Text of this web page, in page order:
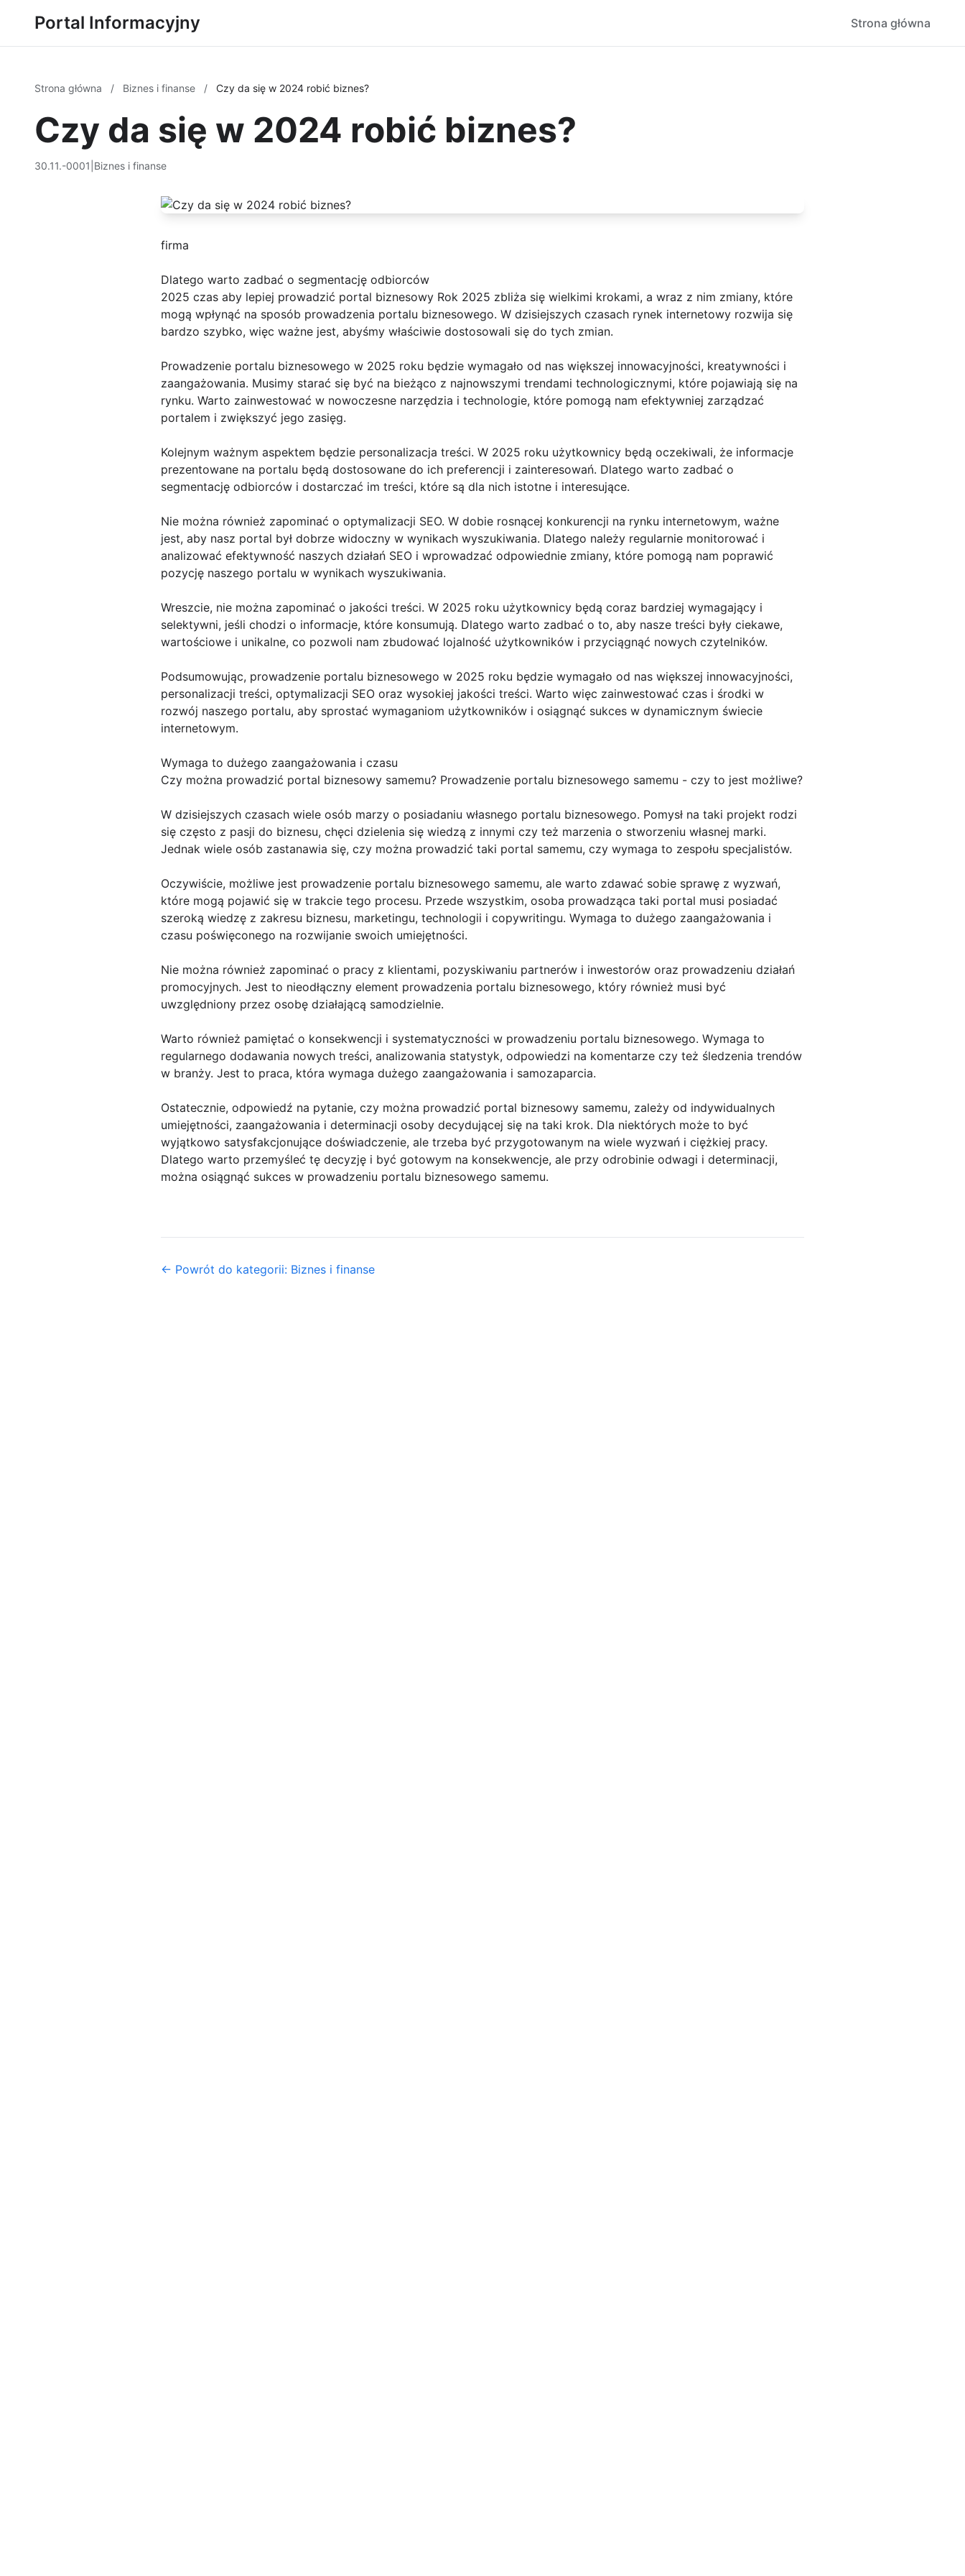
Portal Informacyjny Strona główna
Strona główna / Biznes i finanse / Czy da się w 2024 robić biznes?
Czy da się w 2024 robić biznes?
30.11.-0001 Biznes i finanse
firma
Dlatego warto zadbać o segmentację odbiorców
2025 czas aby lepiej prowadzić portal biznesowy Rok 2025 zbliża się wielkimi krokami, a wraz z nim zmiany, które
mogą wpłynąć na sposób prowadzenia portalu biznesowego. W dzisiejszych czasach rynek internetowy rozwija się
bardzo szybko, więc ważne jest, abyśmy właściwie dostosowali się do tych zmian.
Prowadzenie portalu biznesowego w 2025 roku będzie wymagało od nas większej innowacyjności, kreatywności i
zaangażowania. Musimy starać się być na bieżąco z najnowszymi trendami technologicznymi, które pojawiają się na
rynku. Warto zainwestować w nowoczesne narzędzia i technologie, które pomogą nam efektywniej zarządzać
portalem i zwiększyć jego zasięg.
Kolejnym ważnym aspektem będzie personalizacja treści. W 2025 roku użytkownicy będą oczekiwali, że informacje
prezentowane na portalu będą dostosowane do ich preferencji i zainteresowań. Dlatego warto zadbać o
segmentację odbiorców i dostarczać im treści, które są dla nich istotne i interesujące.
Nie można również zapominać o optymalizacji SEO. W dobie rosnącej konkurencji na rynku internetowym, ważne
jest, aby nasz portal był dobrze widoczny w wynikach wyszukiwania. Dlatego należy regularnie monitorować i
analizować efektywność naszych działań SEO i wprowadzać odpowiednie zmiany, które pomogą nam poprawić
pozycję naszego portalu w wynikach wyszukiwania.
Wreszcie, nie można zapominać o jakości treści. W 2025 roku użytkownicy będą coraz bardziej wymagający i
selektywni, jeśli chodzi o informacje, które konsumują. Dlatego warto zadbać o to, aby nasze treści były ciekawe,
wartościowe i unikalne, co pozwoli nam zbudować lojalność użytkowników i przyciągnąć nowych czytelników.
Podsumowując, prowadzenie portalu biznesowego w 2025 roku będzie wymagało od nas większej innowacyjności,
personalizacji treści, optymalizacji SEO oraz wysokiej jakości treści. Warto więc zainwestować czas i środki w
rozwój naszego portalu, aby sprostać wymaganiom użytkowników i osiągnąć sukces w dynamicznym świecie
internetowym.
Wymaga to dużego zaangażowania i czasu
Czy można prowadzić portal biznesowy samemu? Prowadzenie portalu biznesowego samemu - czy to jest możliwe?
W dzisiejszych czasach wiele osób marzy o posiadaniu własnego portalu biznesowego. Pomysł na taki projekt rodzi
się często z pasji do biznesu, chęci dzielenia się wiedzą z innymi czy też marzenia o stworzeniu własnej marki.
Jednak wiele osób zastanawia się, czy można prowadzić taki portal samemu, czy wymaga to zespołu specjalistów.
Oczywiście, możliwe jest prowadzenie portalu biznesowego samemu, ale warto zdawać sobie sprawę z wyzwań,
które mogą pojawić się w trakcie tego procesu. Przede wszystkim, osoba prowadząca taki portal musi posiadać
szeroką wiedzę z zakresu biznesu, marketingu, technologii i copywritingu. Wymaga to dużego zaangażowania i
czasu poświęconego na rozwijanie swoich umiejętności.
Nie można również zapominać o pracy z klientami, pozyskiwaniu partnerów i inwestorów oraz prowadzeniu działań
promocyjnych. Jest to nieodłączny element prowadzenia portalu biznesowego, który również musi być
uwzględniony przez osobę działającą samodzielnie.
Warto również pamiętać o konsekwencji i systematyczności w prowadzeniu portalu biznesowego. Wymaga to
regularnego dodawania nowych treści, analizowania statystyk, odpowiedzi na komentarze czy też śledzenia trendów
w branży. Jest to praca, która wymaga dużego zaangażowania i samozaparcia.
Ostatecznie, odpowiedź na pytanie, czy można prowadzić portal biznesowy samemu, zależy od indywidualnych
umiejętności, zaangażowania i determinacji osoby decydującej się na taki krok. Dla niektórych może to być
wyjątkowo satysfakcjonujące doświadczenie, ale trzeba być przygotowanym na wiele wyzwań i ciężkiej pracy.
Dlatego warto przemyśleć tę decyzję i być gotowym na konsekwencje, ale przy odrobinie odwagi i determinacji,
można osiągnąć sukces w prowadzeniu portalu biznesowego samemu.
← Powrót do kategorii: Biznes i finanse